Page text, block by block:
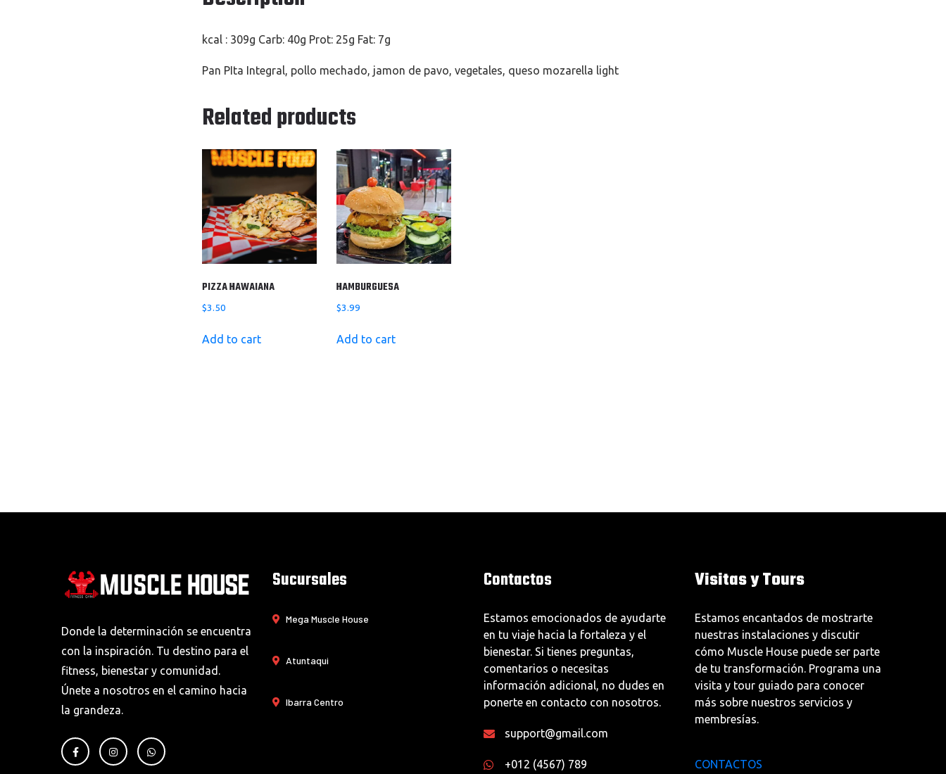
kcal : 309g Carb: 40g Prot: 25g Fat: 7g
Pan PIta Integral, pollo mechado, jamon de pavo, vegetales, queso mozarella light
Related products
PIZZA HAWAIANA
$3.50
Add to cart
HAMBURGUESA
$3.99
Add to cart
Donde la determinación se encuentra
con la inspiración. Tu destino para el
fitness, bienestar y comunidad.
Únete a nosotros en el camino hacia
la grandeza.
Sucursales
Mega Muscle House
Atuntaqui
Ibarra Centro
Contactos
Estamos emocionados de ayudarte
en tu viaje hacia la fortaleza y el
bienestar. Si tienes preguntas,
comentarios o necesitas
información adicional, no dudes en
ponerte en contacto con nosotros.
support@gmail.com
+012 (4567) 789
Visitas y Tours
Estamos encantados de mostrarte
nuestras instalaciones y discutir
cómo Muscle House puede ser parte
de tu transformación. Programa una
visita y tour guiado para conocer
más sobre nuestros servicios y
membresías.
CONTACTOS